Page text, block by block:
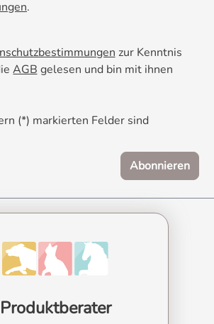
.
zur Kenntnis
AGB gelesen und bin mit ihnen
(*) markierten Felder sind
Abonnieren
Produktberater